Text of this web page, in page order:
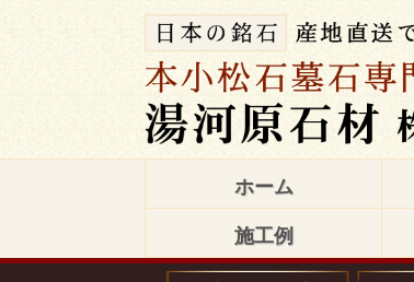
ホーム
施工例